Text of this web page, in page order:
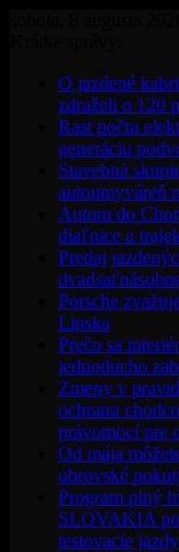
O jazdené
zdraželi o 120
Rast počtu
generáciu
Stavebná
autoumyváreň
Autom do
diaľnice a
Predaj
Porsche
Lipska
Prečo sa
jednoducho
Zmeny v
ochranu
právomocí pre
Od mája
obrovské
Program plný
SLOVAKIA
testovacie jazdy